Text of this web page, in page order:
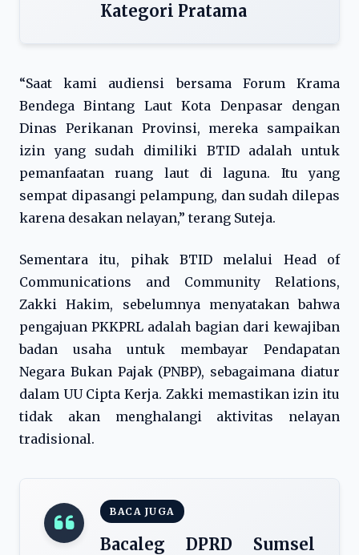
Kategori Pratama
“Saat kami audiensi bersama Forum Krama
Bendega Bintang Laut Kota Denpasar dengan
Dinas Perikanan Provinsi, mereka sampaikan
izin yang sudah dimiliki BTID adalah untuk
pemanfaatan ruang laut di laguna. Itu yang
sempat dipasangi pelampung, dan sudah dilepas
karena desakan nelayan,” terang Suteja.
Sementara itu, pihak BTID melalui Head of
Communications and Community Relations,
Zakki Hakim, sebelumnya menyatakan bahwa
pengajuan PKKPRL adalah bagian dari kewajiban
badan usaha untuk membayar Pendapatan
Negara Bukan Pajak (PNBP), sebagaimana diatur
dalam UU Cipta Kerja. Zakki memastikan izin itu
tidak akan menghalangi aktivitas nelayan
tradisional.
BACA JUGA
Bacaleg DPRD Sumsel